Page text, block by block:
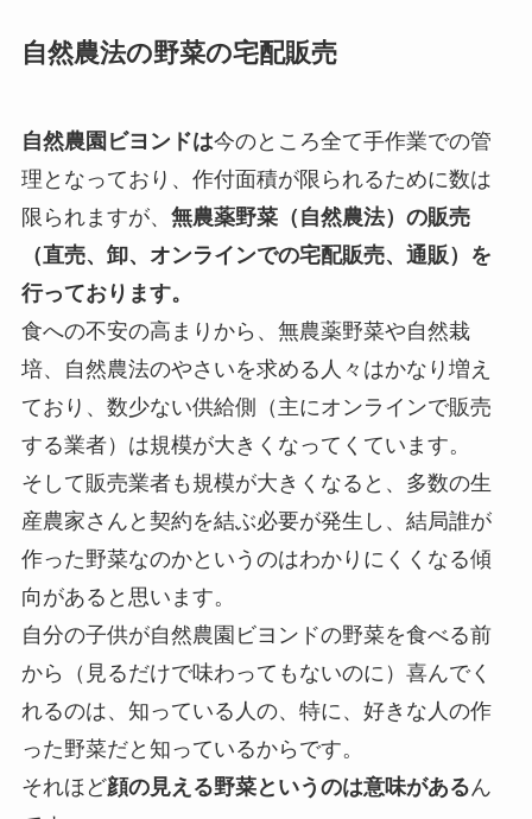
自然農法の野菜の宅配販売
自然農園ビヨンドは今のところ全て手作業での管
理となっており、作付面積が限られるために数は
限られますが、 無農薬野菜（自然農法）の販売
（直売、卸、オンラインでの宅配販売、通販）を
行っております。
食への不安の高まりから、無農薬野菜や自然栽
培、自然農法のやさいを求める人々はかなり増え
ており、数少ない供給側（主にオンラインで販売
する業者）は規模が大きくなってくています。
そして販売業者も規模が大きくなると、多数の生
産農家さんと契約を結ぶ必要が発生し、結局誰が
作った野菜なのかというのはわかりにくくなる傾
向があると思います。
自分の子供が自然農園ビヨンドの野菜を食べる前
から（見るだけで味わってもないのに）喜んでく
れるのは、知っている人の、特に、好きな人の作
った野菜だと知っているからです。
それほど顔の見える野菜というのは意味があるん